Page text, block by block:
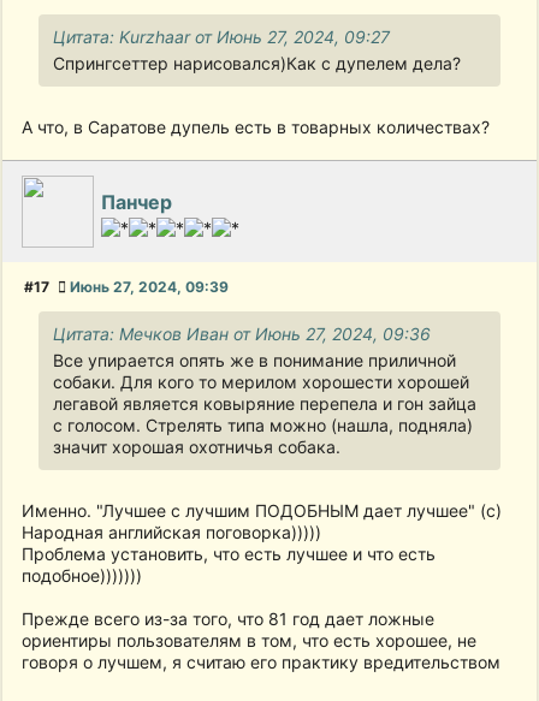
Цитата: Kurzhaar от Июнь 27, 2024, 09:27
Спрингсеттер нарисовался)Как с дупелем дела?
А что, в Саратове дупель есть в товарных количествах?
Панчер
#17 Июнь 27, 2024, 09:39
Цитата: Мечков Иван от Июнь 27, 2024, 09:36
Все упирается опять же в понимание приличной
собаки. Для кого то мерилом хорошести хорошей
легавой является ковыряние перепела и гон зайца
с голосом. Стрелять типа можно (нашла, подняла)
значит хорошая охотничья собака.
Именно. "Лучшее с лучшим ПОДОБНЫМ дает лучшее" (с)
Народная английская поговорка)))))
Проблема установить, что есть лучшее и что есть
подобное)))))))
Прежде всего из-за того, что 81 год дает ложные
ориентиры пользователям в том, что есть хорошее, не
говоря о лучшем, я считаю его практику вредительством